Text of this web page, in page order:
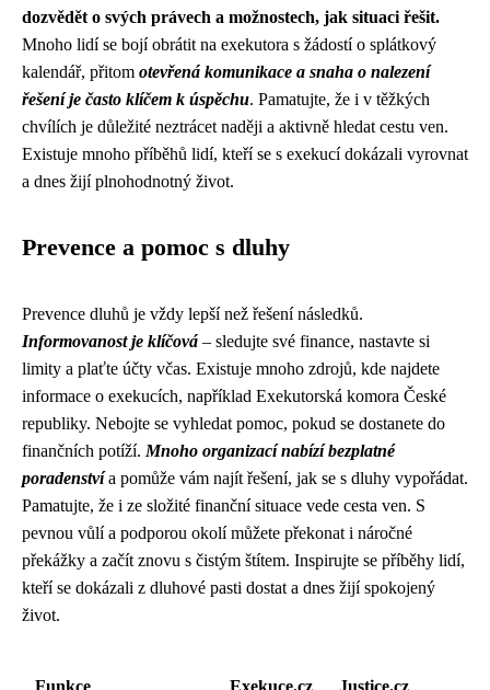
dozvědět o svých právech a možnostech, jak situaci řešit.
Mnoho lidí se bojí obrátit na exekutora s žádostí o splátkový
kalendář, přitom otevřená komunikace a snaha o nalezení
řešení je často klíčem k úspěchu. Pamatujte, že i v těžkých
chvílích je důležité neztrácet naději a aktivně hledat cestu ven.
Existuje mnoho příběhů lidí, kteří se s exekucí dokázali vyrovnat
a dnes žijí plnohodnotný život.
Prevence a pomoc s dluhy
Prevence dluhů je vždy lepší než řešení následků.
Informovanost je klíčová – sledujte své finance, nastavte si
limity a plaťte účty včas. Existuje mnoho zdrojů, kde najdete
informace o exekucích, například Exekutorská komora České
republiky. Nebojte se vyhledat pomoc, pokud se dostanete do
finančních potíží. Mnoho organizací nabízí bezplatné
poradenstvía pomůže vám najít řešení, jak se s dluhy vypořádat.
Pamatujte, že i ze složité finanční situace vede cesta ven. S
pevnou vůlí a podporou okolí můžete překonat i náročné
překážky a začít znovu s čistým štítem. Inspirujte se příběhy lidí,
kteří se dokázali z dluhové pasti dostat a dnes žijí spokojený
život.
Funkce Exekuce.cz Justice.cz